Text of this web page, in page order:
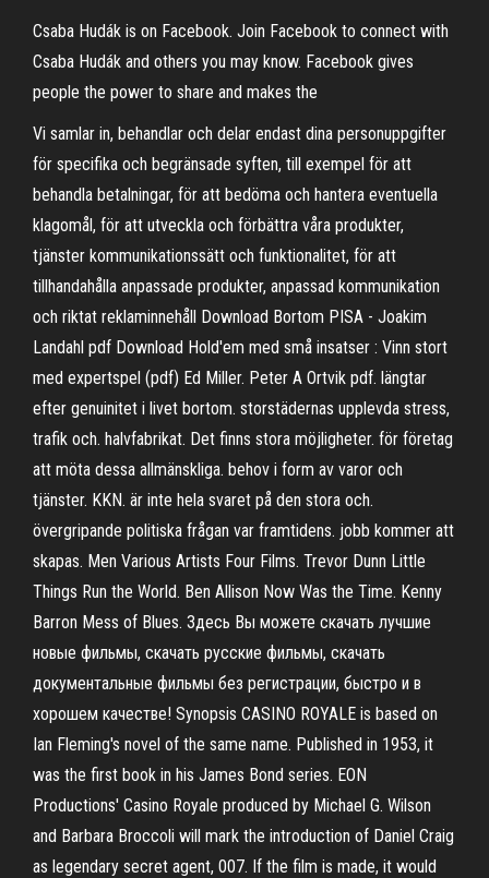
Csaba Hudák is on Facebook. Join Facebook to connect with
Csaba Hudák and others you may know. Facebook gives
people the power to share and makes the
Vi samlar in, behandlar och delar endast dina personuppgifter
för specifika och begränsade syften, till exempel för att
behandla betalningar, för att bedöma och hantera eventuella
klagomål, för att utveckla och förbättra våra produkter,
tjänster kommunikationssätt och funktionalitet, för att
tillhandahålla anpassade produkter, anpassad kommunikation
och riktat reklaminnehåll Download Bortom PISA - Joakim
Landahl pdf Download Hold'em med små insatser : Vinn stort
med expertspel (pdf) Ed Miller. Peter A Ortvik pdf. längtar
efter genuinitet i livet bortom. storstädernas upplevda stress,
trafik och. halvfabrikat. Det finns stora möjligheter. för företag
att möta dessa allmänskliga. behov i form av varor och
tjänster. KKN. är inte hela svaret på den stora och.
övergripande politiska frågan var framtidens. jobb kommer att
skapas. Men Various Artists Four Films. Trevor Dunn Little
Things Run the World. Ben Allison Now Was the Time. Kenny
Barron Mess of Blues. Здесь Вы можете скачать лучшие
новые фильмы, скачать русские фильмы, скачать
документальные фильмы без регистрации, быстро и в
хорошем качестве! Synopsis CASINO ROYALE is based on
Ian Fleming's novel of the same name. Published in 1953, it
was the first book in his James Bond series. EON
Productions' Casino Royale produced by Michael G. Wilson
and Barbara Broccoli will mark the introduction of Daniel Craig
as legendary secret agent, 007. If the film is made, it would